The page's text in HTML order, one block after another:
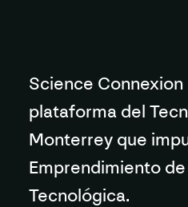
Science Connexion
plataforma del
Monterrey que
Emprendimiento
Tecnológica.